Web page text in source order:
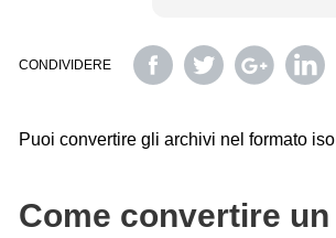
CONDIVIDERE
Puoi convertire gli archivi nel formato
Come convertire